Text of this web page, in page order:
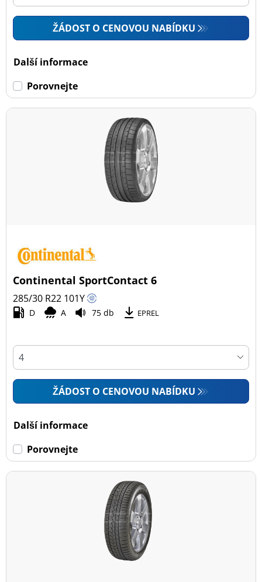
ŽÁDOST O CENOVOU NABÍDKU
Další informace
Porovnejte
Continental SportContact 6
285/30 R22 101Y
D A 75 db EPREL
ŽÁDOST O CENOVOU NABÍDKU
Další informace
Porovnejte